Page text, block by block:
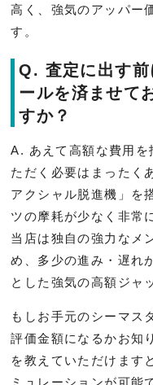
高く、強気のアッパー
す。
Q. 査定に出す
ールを済ませて
すか？
A. あえて高額な費用を
ただく必要はまったく
アクシャル脱進機」を
ツの摩耗が少なく非常
当店は独自の強力なメ
め、多少の進み・遅れ
とした強気の高額ジャ
もしお手元のシーマス
評価金額になるかお知
を教えていただけます
ミュレーションが可能